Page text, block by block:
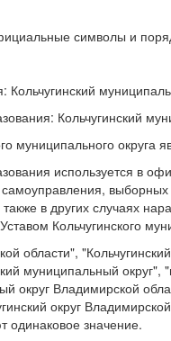
символы и
Кольчугинский
муниципального округа
используется в
в других случаях
Кольчугинского
области",
муниципальный
округ Владимирской
округ
значение.